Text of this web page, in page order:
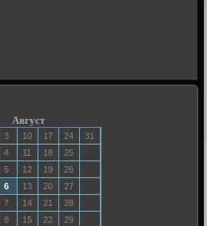
Август
3 10 17 24
31
4 11 18
25
5 12 19
26
6 13 20
27
7 14 21
28
8 15 22
29